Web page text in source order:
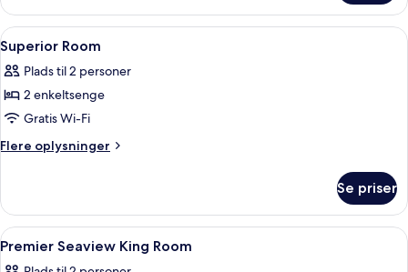
værelse
(Sea
Facing
Twin)
Indlæs
alle
billeder
af
Superior
Room
Minibar, pengeskab på værelset,
4
Superior Room
Plads til 2 personer
2 enkeltsenge
Gratis Wi-Fi
Flere oplysninger
Flere
Room
Se priser
Indlæs
alle
Minibar, pengeskab på værelset,
5
Premier Seaview King Room